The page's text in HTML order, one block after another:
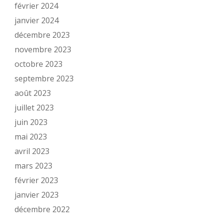
février 2024
janvier 2024
décembre 2023
novembre 2023
octobre 2023
septembre 2023
août 2023
juillet 2023
juin 2023
mai 2023
avril 2023
mars 2023
février 2023
janvier 2023
décembre 2022